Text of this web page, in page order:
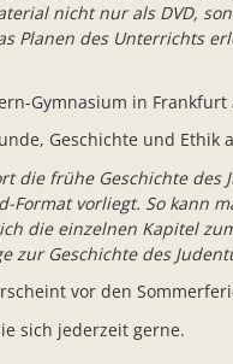
nicht nur als DVD,
Planen des Unterrichts
Gymnasium in Frankfurt
Geschichte und Ethik
die frühe Geschichte
vorliegt. So
die einzelnen Kapitel
zur Geschichte des
vor den
sich jederzeit gerne.